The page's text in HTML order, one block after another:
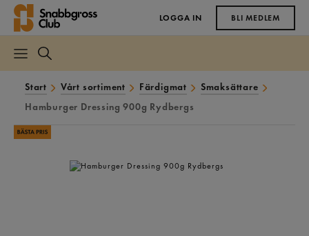
LOGGA IN BLI MEDLEM
Start Vårt sortiment Färdigmat
Smaksättare
Hamburger Dressing 900g Rydbergs